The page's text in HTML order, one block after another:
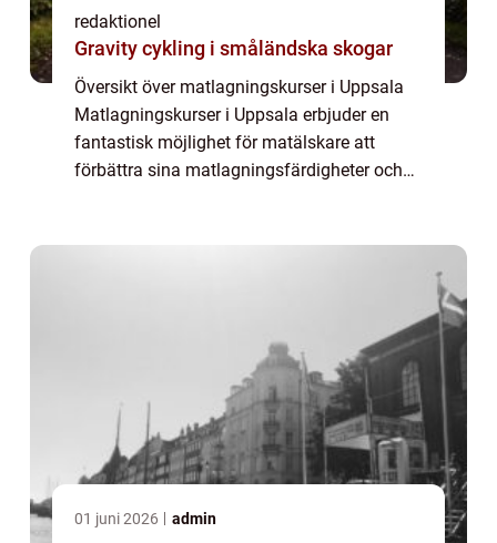
redaktionel
Gravity cykling i småländska skogar
Översikt över matlagningskurser i Uppsala
Matlagningskurser i Uppsala erbjuder en
fantastisk möjlighet för matälskare att
förbättra sina matlagningsfärdigheter och
01 juni 2026 admin